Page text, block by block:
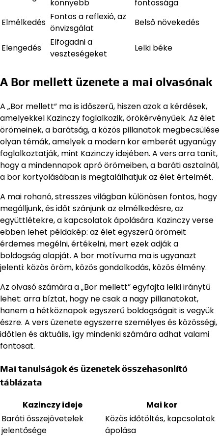
könnyebb
fontossága
Elmélkedés
Fontos a reflexió, az
önvizsgálat
Belső növekedés
Elengedés
Elfogadni a
veszteségeket
Lelki béke
A Bor mellett üzenete a mai olvasónak
A „Bor mellett” ma is időszerű, hiszen azok a kérdések,
amelyekkel Kazinczy foglalkozik, örökérvényűek. Az élet
örömeinek, a barátság, a közös pillanatok megbecsülése
olyan témák, amelyek a modern kor emberét ugyanúgy
foglalkoztatják, mint Kazinczy idejében. A vers arra tanít,
hogy a mindennapok apró örömeiben, a baráti asztalnál,
a bor kortyolásában is megtalálhatjuk az élet értelmét.
A mai rohanó, stresszes világban különösen fontos, hogy
megálljunk, és időt szánjunk az elmélkedésre, az
együttlétekre, a kapcsolatok ápolására. Kazinczy verse
ebben lehet példakép: az élet egyszerű örömeit
érdemes megélni, értékelni, mert ezek adják a
boldogság alapját. A bor motívuma ma is ugyanazt
jelenti: közös öröm, közös gondolkodás, közös élmény.
Az olvasó számára a „Bor mellett” egyfajta lelki iránytű
lehet: arra bíztat, hogy ne csak a nagy pillanatokat,
hanem a hétköznapok egyszerű boldogságait is vegyük
észre. A vers üzenete egyszerre személyes és közösségi,
időtlen és aktuális, így mindenki számára adhat valami
fontosat.
Mai tanulságok és üzenetek összehasonlító
táblázata
Kazinczy ideje
Mai kor
Baráti összejövetelek
jelentősége
Közös időtöltés, kapcsolatok
ápolása